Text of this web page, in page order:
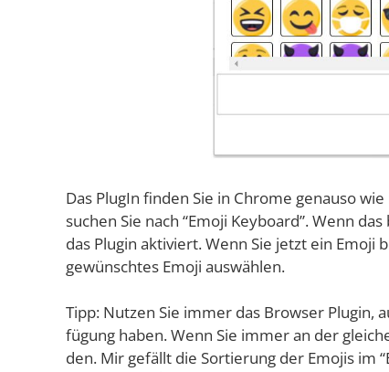
Das Plug­In fin­den Sie in Chro­me genau­so
suchen Sie nach “Emo­ji Key­board”. Wenn
das Plug­in akti­viert. Wenn Sie jetzt ein Emo­ji
gewünsch­tes Emo­ji auswählen.
Tipp: Nut­zen Sie immer das Brow­ser Plug­in,
fü­gung haben. Wenn Sie immer an der
den. Mir gefällt die Sor­tie­rung der Emo­jis im